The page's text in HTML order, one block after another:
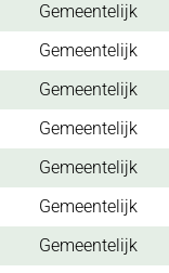
Gemeentelijk
Gemeentelijk
Gemeentelijk
Gemeentelijk
Gemeentelijk
Gemeentelijk
Gemeentelijk